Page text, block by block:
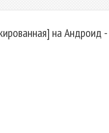
на Андроид -